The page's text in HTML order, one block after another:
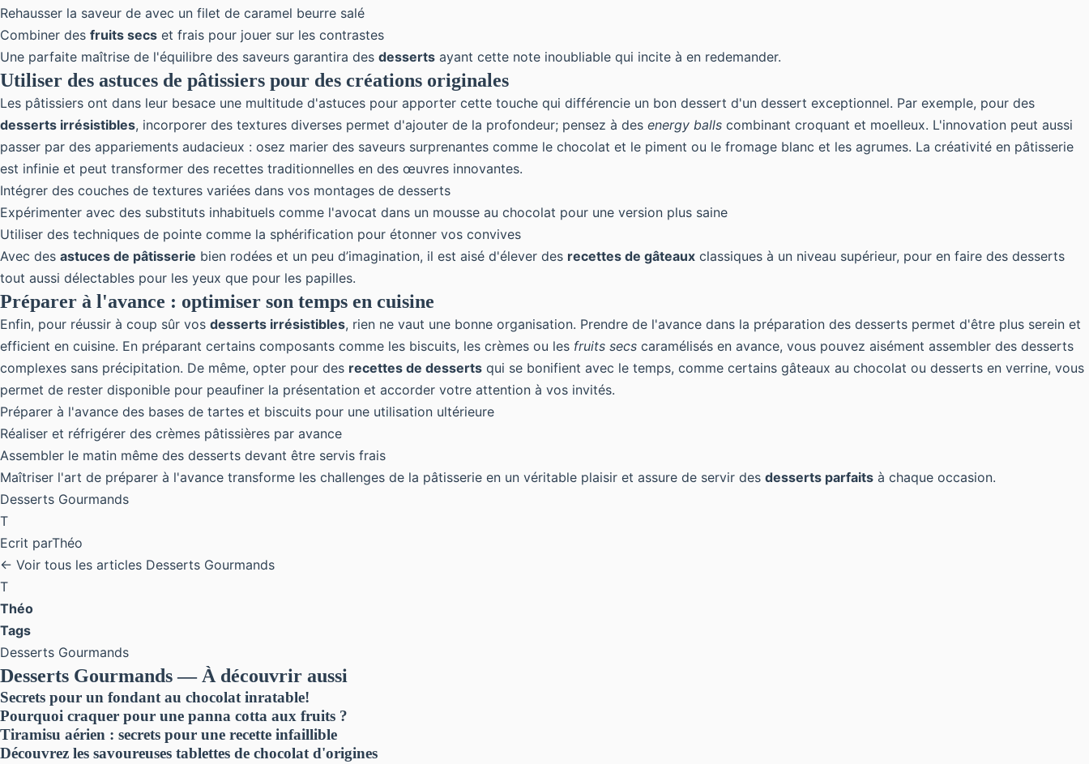
Rehausser la saveur de avec un filet de caramel beurre salé
Combiner des fruits secs et frais pour jouer sur les contrastes
Une parfaite maîtrise de l'équilibre des saveurs garantira des desserts ayant cette note inoubliable qui incite à en redemander.
Utiliser des astuces de pâtissiers pour des créations originales
Les pâtissiers ont dans leur besace une multitude d'astuces pour apporter cette touche qui différencie un bon dessert d'un dessert exceptionnel. Par exemple, pour des
desserts irrésistibles, incorporer des textures diverses permet d'ajouter de la profondeur; pensez à des energy balls combinant croquant et moelleux. L'innovation peut aussi
passer par des appariements audacieux : osez marier des saveurs surprenantes comme le chocolat et le piment ou le fromage blanc et les agrumes. La créativité en pâtisserie
est infinie et peut transformer des recettes traditionnelles en des œuvres innovantes.
Intégrer des couches de textures variées dans vos montages de desserts
Expérimenter avec des substituts inhabituels comme l'avocat dans un mousse au chocolat pour une version plus saine
Utiliser des techniques de pointe comme la sphérification pour étonner vos convives
Avec des astuces de pâtisserie bien rodées et un peu d’imagination, il est aisé d'élever des recettes de gâteaux classiques à un niveau supérieur, pour en faire des desserts
tout aussi délectables pour les yeux que pour les papilles.
Préparer à l'avance : optimiser son temps en cuisine
Enfin, pour réussir à coup sûr vos desserts irrésistibles, rien ne vaut une bonne organisation. Prendre de l'avance dans la préparation des desserts permet d'être plus serein et
efficient en cuisine. En préparant certains composants comme les biscuits, les crèmes ou les fruits secs caramélisés en avance, vous pouvez aisément assembler des desserts
complexes sans précipitation. De même, opter pour des recettes de desserts qui se bonifient avec le temps, comme certains gâteaux au chocolat ou desserts en verrine, vous
permet de rester disponible pour peaufiner la présentation et accorder votre attention à vos invités.
Préparer à l'avance des bases de tartes et biscuits pour une utilisation ultérieure
Réaliser et réfrigérer des crèmes pâtissières par avance
Assembler le matin même des desserts devant être servis frais
Maîtriser l'art de préparer à l'avance transforme les challenges de la pâtisserie en un véritable plaisir et assure de servir des desserts parfaits à chaque occasion.
Desserts Gourmands
T
Ecrit parThéo
← Voir tous les articles Desserts Gourmands
T
Théo
Tags
Desserts Gourmands
Desserts Gourmands — À découvrir aussi
Secrets pour un fondant au chocolat inratable!
Pourquoi craquer pour une panna cotta aux fruits ?
Tiramisu aérien : secrets pour une recette infaillible
Découvrez les savoureuses tablettes de chocolat d'origines